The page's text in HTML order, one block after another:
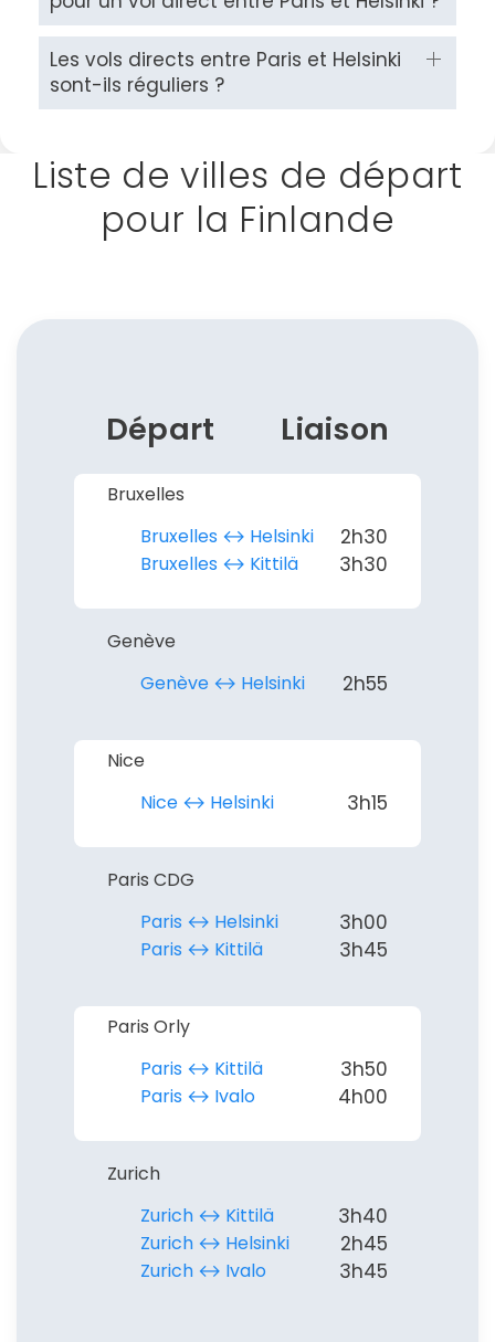
Les vols directs entre Paris et Helsinki
sont-ils réguliers ?
Liste de villes de départ
pour la Finlande
Départ Liaison
Bruxelles
Bruxelles ↔︎ Helsinki
2h30
Bruxelles ↔︎ Kittilä 3h30
Genève
Genève ↔︎ Helsinki
2h55
Nice
Nice ↔︎ Helsinki
3h15
Paris CDG
Paris ↔︎ Helsinki
3h00
Paris ↔︎ Kittilä 3h45
Paris Orly
Paris ↔︎ Kittilä
3h50
Paris ↔︎ Ivalo 4h00
Zurich
Zurich ↔︎ Kittilä
3h40
Zurich ↔︎ Helsinki 2h45
Zurich ↔︎ Ivalo 3h45
Continuer avec Apple
ou connectez-vous par mail
Politique de
confidentialité.